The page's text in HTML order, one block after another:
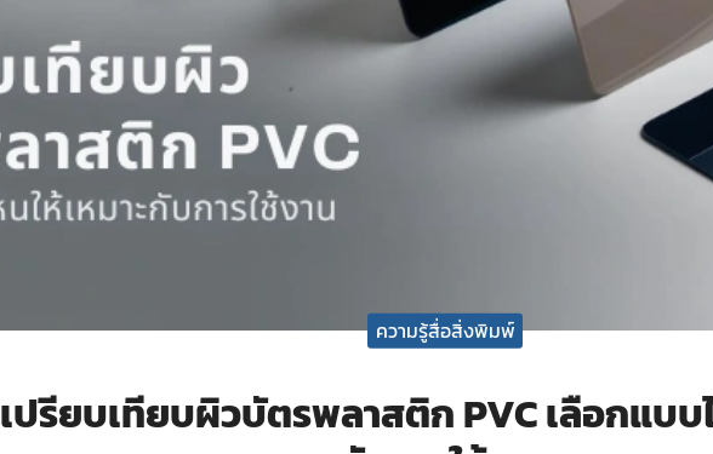
ความรู้สื่อสิ่งพิมพ์
เปรียบเทียบผิวบัตรพลาสติก PVC เลือกแบบ